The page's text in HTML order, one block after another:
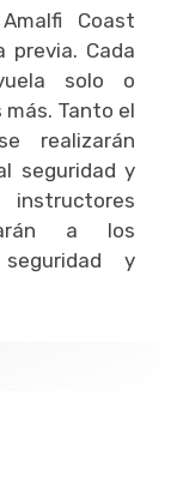
Coast
previa. Cada
solo o
más. Tanto el
realizarán
seguridad y
a los
y